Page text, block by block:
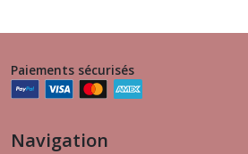
Paiements sécurisés
Navigation